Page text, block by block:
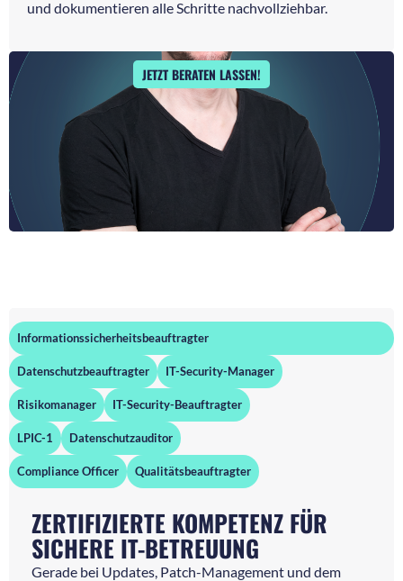
und dokumentieren alle Schritte nachvollziehbar.
JETZT BERATEN LASSEN!
ZERTIFIZIERTE KOMPETENZ FÜR
SICHERE IT-BETREUUNG
Gerade bei Updates, Patch-Management und dem
Informationssicherheitsbeauftragter
Datenschutzbeauftragter IT-Security-Manager
Risikomanager IT-Security-Beauftragter
LPIC-1 Datenschutzauditor
Compliance Officer Qualitätsbeauftragter